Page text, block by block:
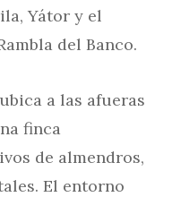
Yátor y el
del Banco.
a las afueras
finca
de almendros,
El entorno